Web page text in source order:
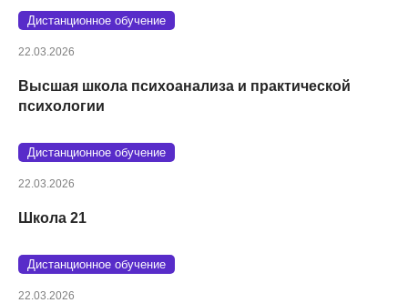
Дистанционное обучение
22.03.2026
Высшая школа психоанализа и практической
психологии
Дистанционное обучение
22.03.2026
Школа 21
Дистанционное обучение
22.03.2026